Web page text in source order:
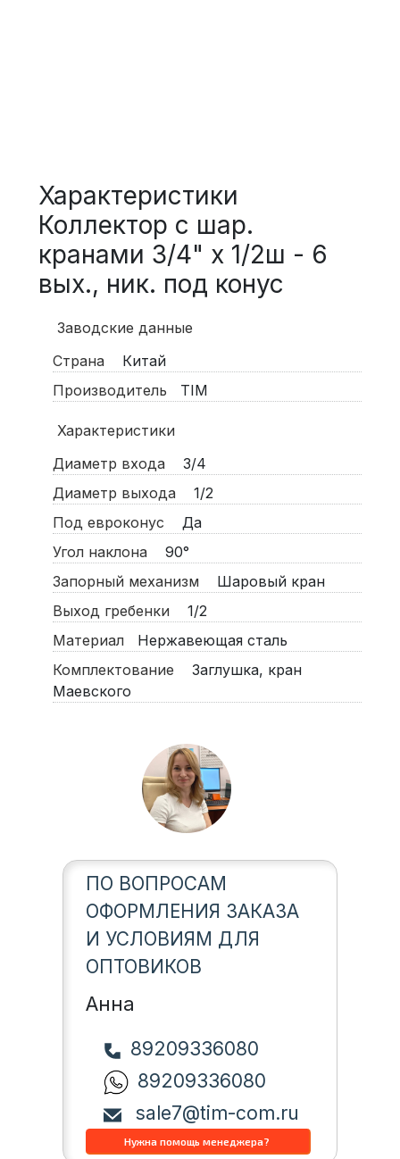
Характеристики
Коллектор с шар.
кранами 3/4" х 1/2ш - 6
вых., ник. под конус
Заводские данные
Страна
Китай
Производитель
TIM
Характеристики
Диаметр входа
3/4
Диаметр выхода
1/2
Под евроконус
Да
Угол наклона
90°
Запорный механизм
Шаровый кран
Выход гребенки
1/2
Материал
Нержавеющая сталь
Комплектование
Заглушка, кран
Маевского
ПО ВОПРОСАМ
ОФОРМЛЕНИЯ ЗАКАЗА
И УСЛОВИЯМ ДЛЯ
ОПТОВИКОВ
Анна
89209336080
89209336080
sale7@tim-com.ru